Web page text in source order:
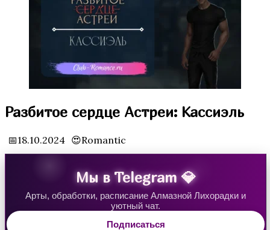
Аверрис: Дитя Разлома
Разбитое сердце Астреи: Кассиэль
📅18.10.2024 😍Romantic
Мы в Telegram 💎
Арты, обработки, расписание Алмазной Лихорадки и
уютный чат.
Подписаться